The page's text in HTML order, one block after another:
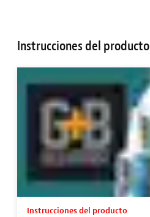
Instrucciones del producto
Instrucciones del producto